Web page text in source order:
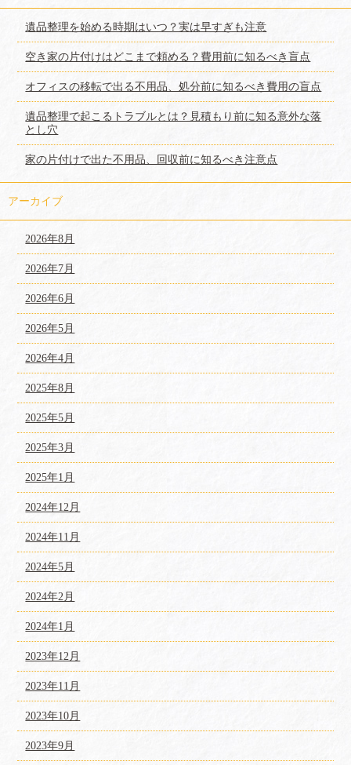
遺品整理を始める時期はいつ？実は早すぎも注意
空き家の片付けはどこまで頼める？費用前に知るべき盲点
オフィスの移転で出る不用品、処分前に知るべき費用の盲点
遺品整理で起こるトラブルとは？見積もり前に知る意外な落
とし穴
家の片付けで出た不用品、回収前に知るべき注意点
アーカイブ
2026年8月
2026年7月
2026年6月
2026年5月
2026年4月
2025年8月
2025年5月
2025年3月
2025年1月
2024年12月
2024年11月
2024年5月
2024年2月
2024年1月
2023年12月
2023年11月
2023年10月
2023年9月